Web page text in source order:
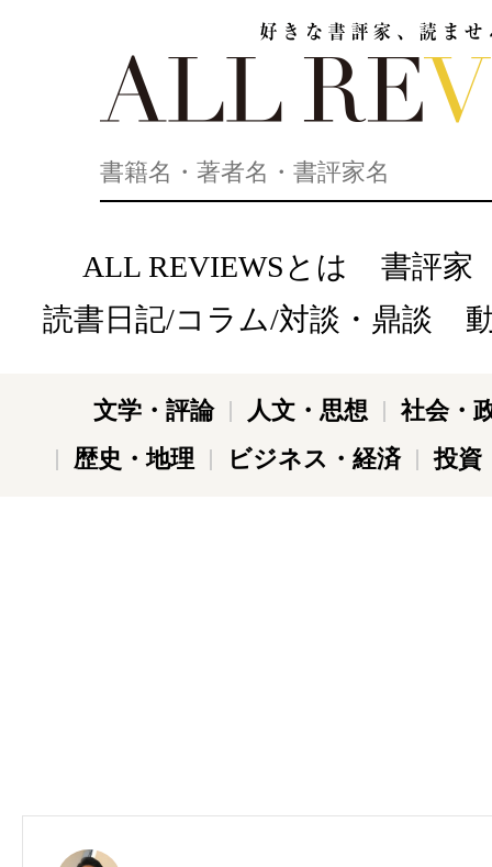
ALL REVIEWSとは
書評家
読書日記/コラム/対談・鼎談
文学・評論 人文・思想
社会・
歴史・地理
ビジネス・経済 投資